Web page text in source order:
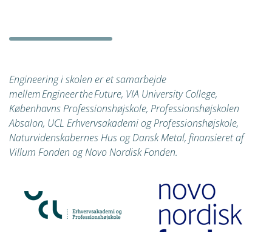
*
Telefonnummer*
Må vi kontakte dig om pressebesøg? *
Ja
Indskoling
Mellemtrin
Engineering i skolen er et samarbejde
mellem Engineer the Future, VIA University College,
Københavns Professionshøjskole, Professionshøjskolen
Absalon, UCL Erhvervsakademi og Professionshøjskole,
Naturvidenskabernes Husog Dansk Metal, finansieret af
Villum Fonden og Novo Nordisk Fonden.